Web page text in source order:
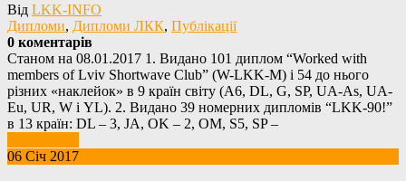
Від LKK-INFO
Дипломи, Дипломи ЛКК, Публікації
0 коментарів
Станом на 08.01.2017 1. Видано 101 диплом “Worked with
members of Lviv Shortwave Club” (W-LKK-M) і 54 до нього
різних «наклейок» в 9 країн світу (A6, DL, G, SP, UA-As, UA-
Eu, UR, W і YL). 2. Видано 39 номерних дипломів “LKK-90!”
в 13 країн: DL – 3, JA, OK – 2, OM, S5, SP –
06 Січ 2017